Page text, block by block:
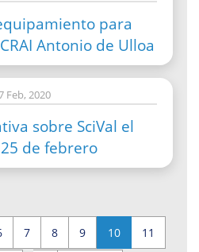
para
Antonio de Ulloa
Feb, 2020
sobre SciVal el
de febrero
Page
7 Page
8 Page
9 Página
actual
10 Page
11